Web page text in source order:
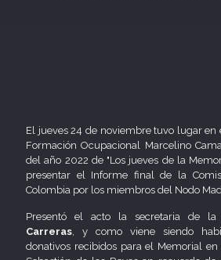
El jueves 24 de noviembre tuvo lugar en
Formación Ocupacional Marcelino
del año 2022 de "Los jueves de la
presentar el Informe final de la
Colombia por los miembros del Nodo
Presentó el acto la secretaria de la
Carreras, y como viene siendo
donativos recibidos para el Memorial